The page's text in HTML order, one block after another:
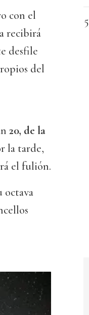
con el
recibirá
desfile
del
20, de la
la tarde,
el fulión.
octava